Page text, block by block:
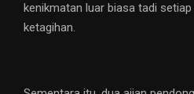
kenikmatan luar biasa tadi
ketagihan.